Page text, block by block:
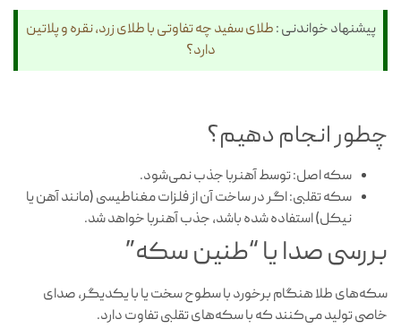
پیشنهاد خواندنی :طلای سفید چه تفاوتی با طلای زرد، نقره و پلاتین
دارد؟
چطور انجام دهیم؟
سکه اصل: توسط آهنربا جذب نمی‌شود.
سکه تقلبی: اگر در ساخت آن از فلزات مغناطیسی (مانند آهن یا
نیکل) استفاده شده باشد، جذب آهنربا خواهد شد.
بررسی صدا یا “طنین سکه”
سکه‌های طلا هنگام برخورد با سطوح سخت یا با یکدیگر، صدای
خاصی تولید می‌کنند که با سکه‌های تقلبی تفاوت دارد.